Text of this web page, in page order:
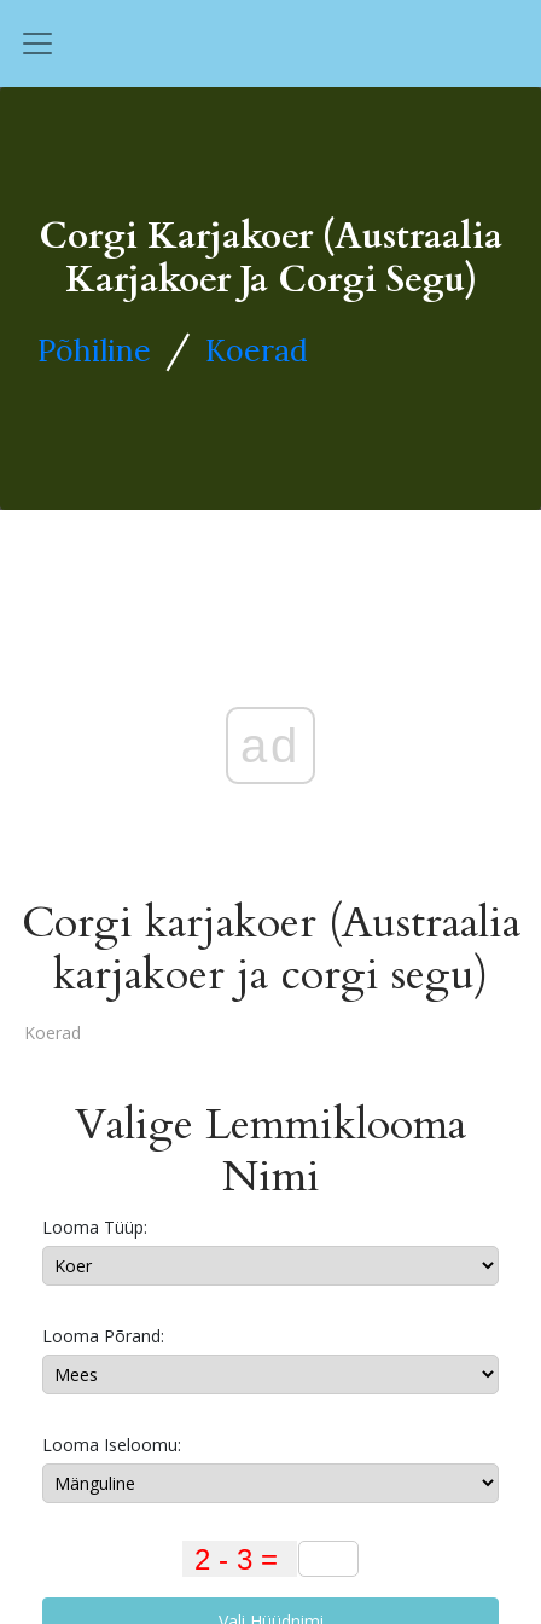
Corgi Karjakoer (Austraalia
Karjakoer Ja Corgi Segu)
Põhiline / Koerad
ad
Corgi karjakoer (Austraalia
karjakoer ja corgi segu)
Koerad
Valige Lemmiklooma
Nimi
Looma Tüüp:
Looma Põrand:
Looma Iseloomu: